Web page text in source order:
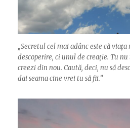
„Secretul cel mai adânc este că viața
descoperire, ci unul de creație. Tu
creezi din nou. Caută, deci, nu să
dai seama cine vrei tu să fii.”